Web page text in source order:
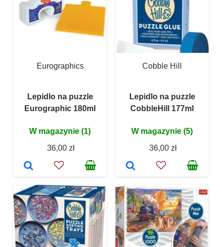
Eurographics
Lepidlo na puzzle
Eurographic 180ml
W magazynie (1)
36,00 zł
Cobble Hill
Lepidlo na puzzle
CobbleHill 177ml
W magazynie (5)
36,00 zł